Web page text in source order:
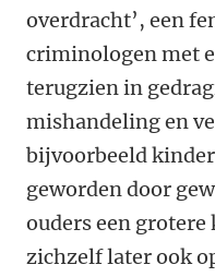
overdracht’, een
criminologen met
terugzien in
mishandeling en
bijvoorbeeld
geworden door
ouders een grotere
zichzelf later ook